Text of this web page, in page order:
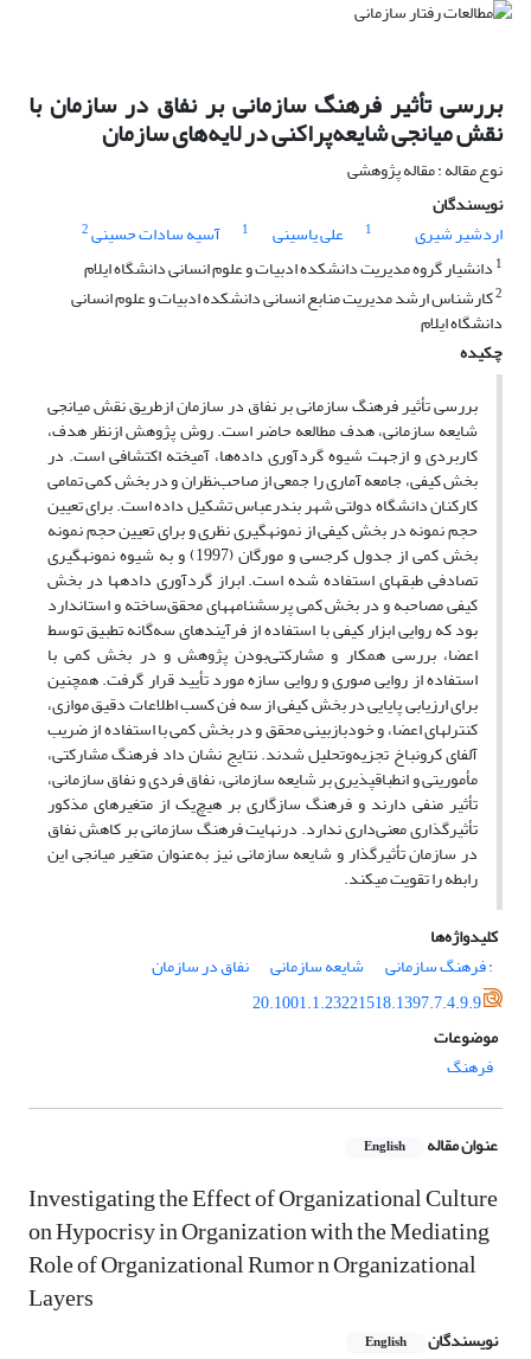
بررسی تأثیر فرهنگ سازمانی بر نفاق در سازمان با
نقش میانجی شایعه‌پراکنی در لایه‌های سازمان
نوع مقاله : مقاله پژوهشی
نویسندگان
اردشیر شیری
1 علی یاسینی 1 آسیه سادات حسینی2
1 دانشیار گروه مدیریت دانشکده ادبیات و علوم انسانی دانشگاه ایلام
2کارشناس ارشد مدیریت منابع انسانی دانشکده ادبیات و علوم انسانی
دانشگاه ایلام
چکیده
بررسی تأثیر فرهنگ سازمانی بر نفاق در سازمان ازطریق نقش میانجی
شایعه سازمانی، هدف مطالعه حاضر است. روش پژوهش ازنظر هدف،
کاربردی و ازجهت شیوه گردآوری داده‌ها، آمیخته اکتشافی است. در
بخش کیفی، جامعه آماری را جمعی از صاحب‌نظران و در بخش کمی تمامی
کارکنان دانشگاه دولتی شهر بندرعباس تشکیل داده است. برای تعیین
حجم نمونه در بخش کیفی از نمونه­گیری نظری و برای تعیین حجم نمونه
بخش کمی از جدول کرجسی و مورگان (1997) و به شیوه نمونه­گیری
تصادفی طبقه­ای استفاده شده است. ابراز گردآوری داده­ها در بخش
کیفی مصاحبه و در بخش کمی پرسشنامه­های محقق‌ساخته و استاندارد
بود که روایی ابزار کیفی با استفاده از فرآیندهای سه‌گانه تطبیق توسط
اعضا، بررسی همکار و مشارکتی‌بودن پژوهش و در بخش کمی با
استفاده از روایی صوری و روایی سازه مورد تأیید قرار گرفت. همچنین
برای ارزیابی پایایی در بخش کیفی از سه فن کسب اطلاعات دقیق موازی،
کنترل­های اعضا، و خودبازبینی محقق و در بخش کمی با استفاده از ضریب
آلفای کرونباخ تجزیه‌وتحلیل شدند. نتایج نشان داد فرهنگ مشارکتی،
مأموریتی و انطباق­پذیری بر شایعه سازمانی، نفاق فردی و نفاق سازمانی،
تأثیر منفی دارند و فرهنگ سازگاری بر هیچ‌یک از متغیرهای مذکور
تأثیرگذاری معنی‌داری ندارد. درنهایت فرهنگ سازمانی بر کاهش نفاق
در سازمان تأثیرگذار و شایعه سازمانی نیز به‌عنوان متغیر میانجی این
رابطه را تقویت می­کند.
کلیدواژه‌ها
: فرهنگ سازمانی
شایعه سازمانی
نفاق در سازمان
20.1001.1.23221518.1397.7.4.9.9
موضوعات
فرهنگ
عنوان مقاله English
Investigating the Effect of Organizational Culture
on Hypocrisy in Organization with the Mediating
Role of Organizational Rumor n Organizational
Layers
نویسندگان English